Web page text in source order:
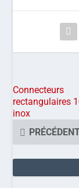
Connecteurs
rectangulaires
inox